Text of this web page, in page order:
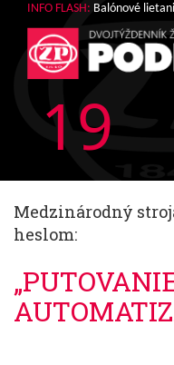
INFO FLASH: Balónové
19
Medzinárodný
heslom: